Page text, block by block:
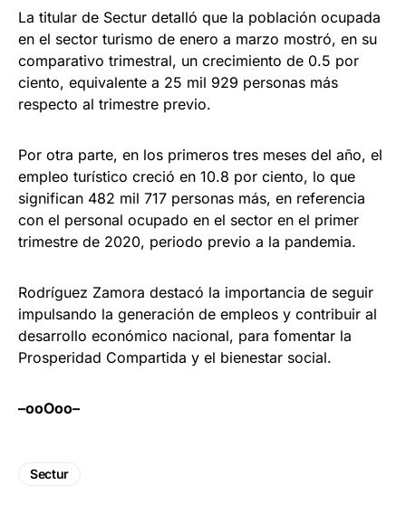
La titular de Sectur detalló que la población ocupada
en el sector turismo de enero a marzo mostró, en su
comparativo trimestral, un crecimiento de 0.5 por
ciento, equivalente a 25 mil 929 personas más
respecto al trimestre previo.
Por otra parte, en los primeros tres meses del año, el
empleo turístico creció en 10.8 por ciento, lo que
significan 482 mil 717 personas más, en referencia
con el personal ocupado en el sector en el primer
trimestre de 2020, periodo previo a la pandemia.
Rodríguez Zamora destacó la importancia de seguir
impulsando la generación de empleos y contribuir al
desarrollo económico nacional, para fomentar la
Prosperidad Compartida y el bienestar social.
–ooOoo–
Sectur